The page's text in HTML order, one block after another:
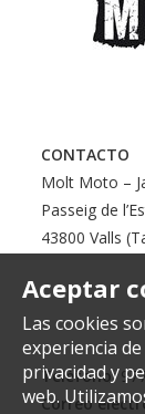
Aceptar
Las cookies
experiencia
privacidad y
web.
CONTACTO
Molt Moto –
Passeig de
43800 Valls
Teléfono:
Correo